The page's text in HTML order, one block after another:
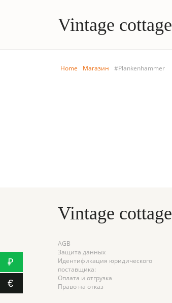
Vintage cottage
Home Магазин #Plankenhammer
Vintage cottage
AGB
Защита данных
Идентификация юридического
поставщика:
Оплата и отгрузка
Право на отказ
₽
€